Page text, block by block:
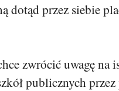
dotąd przez siebie
zwrócić uwagę na
publicznych